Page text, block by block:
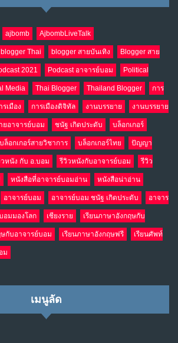
ajbomb AjbombLiveTalk
blogger Thai blogger สายบันเทิง Blogger สาย
2021 Podcast อาจารย์บอม Political
Media Thai Blogger Thailand Blogger การ
เมือง การเมืองดิจิทัล งานบรรยาย งานบรรยาย
ยอาจารย์บอม ชนัฐ เกิดประดับ บล็อกเกอร์
บล็อกเกอร์สายวิชาการ บล็อกเกอร์ไทย ปัญญา
หนัง กับ อ.บอม รีวิวหนังกับอาจารย์บอม รีวิว
หนังสือที่อาจารย์บอมอ่าน หนังสือน่าอ่าน
อาจารย์บอม อาจารย์บอม ชนัฐ เกิดประดับ อาจาร
อมมองโลก เชียงราย เรียนภาษาอังกฤษกับ
กับอาจารย์บอม เรียนภาษาอังกฤษฟรี เรียนศัพท์
ม
เมนูลัด